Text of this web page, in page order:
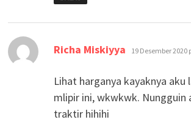
Richa Miskiyya berkata:
19 Desember 2020
Lihat harganya kayaknya aku
mlipir ini, wkwkwk. Nungguin
traktir hihihi